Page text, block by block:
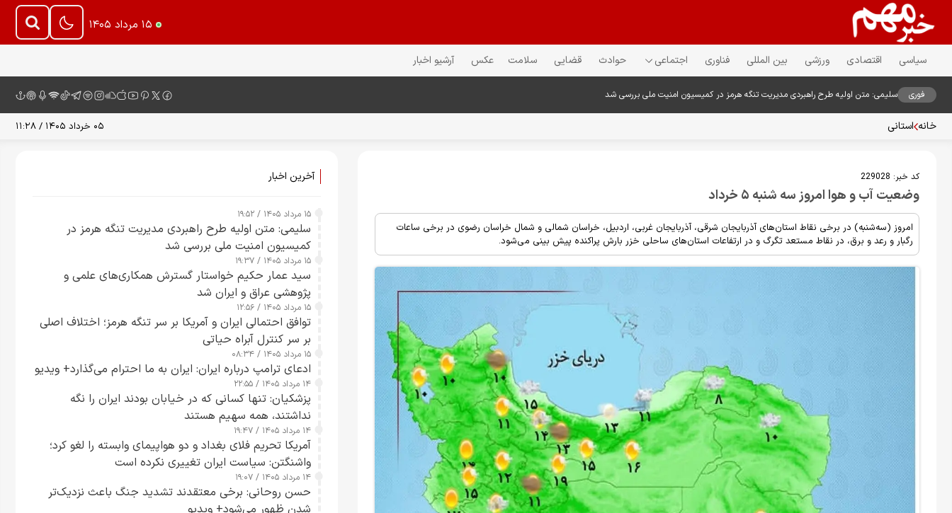
۱۵ مرداد ۱۴۰۵
سیاسی اقتصادی ورزشی بین المللی فناوری اجتماعی حوادث قضایی سلامت عکس آرشیو اخبار
فوری سلیمی: متن اولیه طرح راهبردی مدیریت تنگه هرمز در کمیسیون امنیت ملی بررسی شد
خانه استانی ۰۵ خرداد ۱۴۰۵ / ۱۱:۲۸
کد خبر: 229028
وضعیت آب و هوا امروز سه شنبه ۵ خرداد
امروز (سه‌شنبه) در برخی نقاط استان‌های آذربایجان شرقی، آذربایجان غربی، اردبیل، خراسان شمالی و شمال خراسان رضوی در برخی ساعات
رگبار و رعد و برق، در نقاط مستعد تگرگ و در ارتفاعات استان‌های ساحلی خزر بارش پراکنده پیش بینی می‌شود.
آخرین اخبار
۱۵ مرداد ۱۴۰۵ / ۱۹:۵۲
سلیمی: متن اولیه طرح راهبردی مدیریت تنگه هرمز در
کمیسیون امنیت ملی بررسی شد
۱۵ مرداد ۱۴۰۵ / ۱۹:۳۷
سید عمار حکیم خواستار گسترش همکاری‌های علمی و
پژوهشی عراق و ایران شد
۱۵ مرداد ۱۴۰۵ / ۱۲:۵۶
توافق احتمالی ایران و آمریکا بر سر تنگه هرمز؛ اختلاف اصلی
بر سر کنترل آبراه حیاتی
۱۵ مرداد ۱۴۰۵ / ۰۸:۳۴
ادعای ترامپ درباره ایران: ایران به ما احترام می‌گذارد+ ویدیو
۱۴ مرداد ۱۴۰۵ / ۲۲:۵۵
پزشکیان: تنها کسانی که در خیابان بودند ایران را نگه
نداشتند، همه سهیم هستند
۱۴ مرداد ۱۴۰۵ / ۱۹:۴۷
آمریکا تحریم فلای بغداد و دو هواپیمای وابسته را لغو کرد؛
واشنگتن: سیاست ایران تغییری نکرده است
۱۴ مرداد ۱۴۰۵ / ۱۹:۰۷
حسن روحانی: برخی معتقدند تشدید جنگ باعث نزدیک‌تر
شدن ظهور می‌شود+ ویدیو